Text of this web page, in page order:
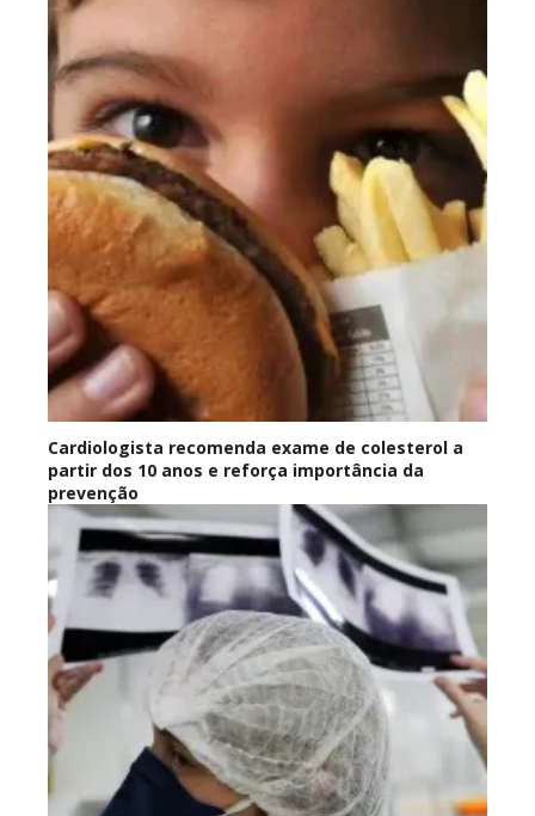
Cardiologista recomenda exame de colesterol a
partir dos 10 anos e reforça importância da
prevenção